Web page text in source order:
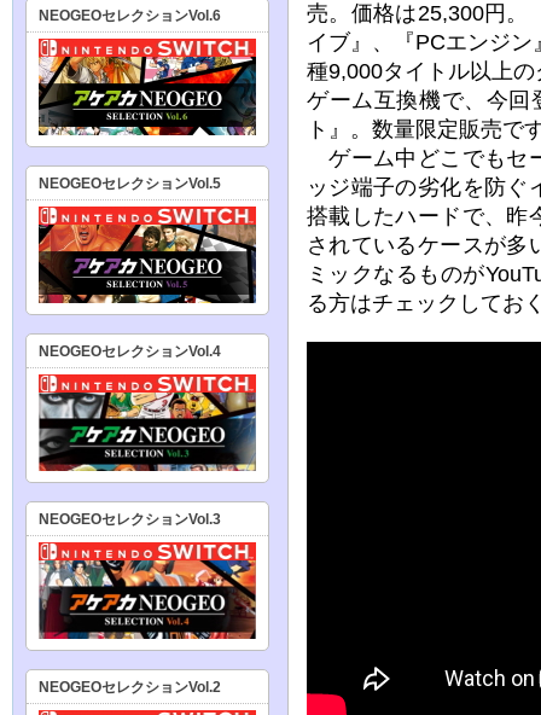
売。価格は25,300円。
イブ』、『PCエンジ
種9,000タイトル以上
ゲーム互換機で、今
ト』。数量限定販売で
ゲーム中どこでもセ
ッジ端子の劣化を防ぐ
搭載したハードで、昨
されているケースが多
ミックなるものが
る方はチェックしてお
NEOGEOセレクションVol.6
NEOGEOセレクションVol.5
NEOGEOセレクションVol.4
NEOGEOセレクションVol.3
NEOGEOセレクションVol.2